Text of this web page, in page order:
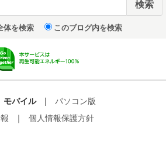
体を検索 このブログ内を検索
モバイル |
パソコン版
｜ 個人情報保護方針